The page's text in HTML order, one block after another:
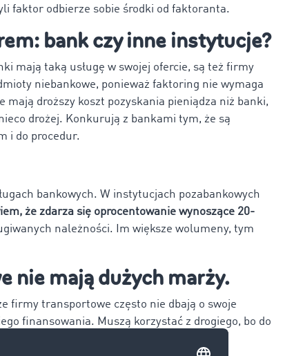
faktor odbierze sobie środki od faktoranta.
bank czy inne instytucje?
mają taką usługę w swojej ofercie, są też firmy
niebankowe, ponieważ faktoring nie wymaga
droższy koszt pozyskania pieniądza niż banki,
drożej. Konkurują z bankami tym, że są
i do procedur.
bankowych. W instytucjach pozabankowych
że zdarza się oprocentowanie wynoszące 20-
należności. Im większe wolumeny, tym
nie mają dużych marży.
firmy transportowe często nie dbają o swoje
finansowania. Muszą korzystać z drogiego, bo do